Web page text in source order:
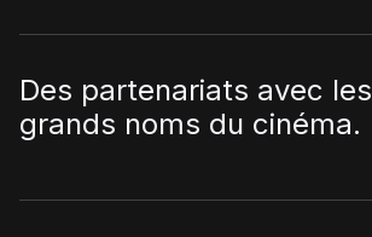
Des partenariats avec les
grands noms du cinéma.